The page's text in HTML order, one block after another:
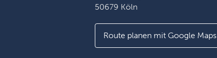
50679 Köln
Route planen mit Google Maps